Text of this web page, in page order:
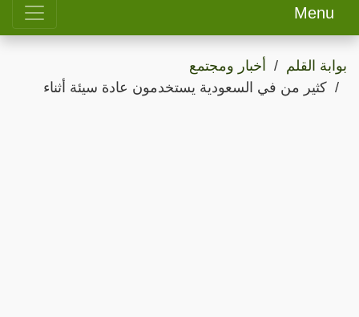
Menu
بوابة القلم
أخبار ومجتمع
كثير من في السعودية يستخدمون عادة سيئة أثناء